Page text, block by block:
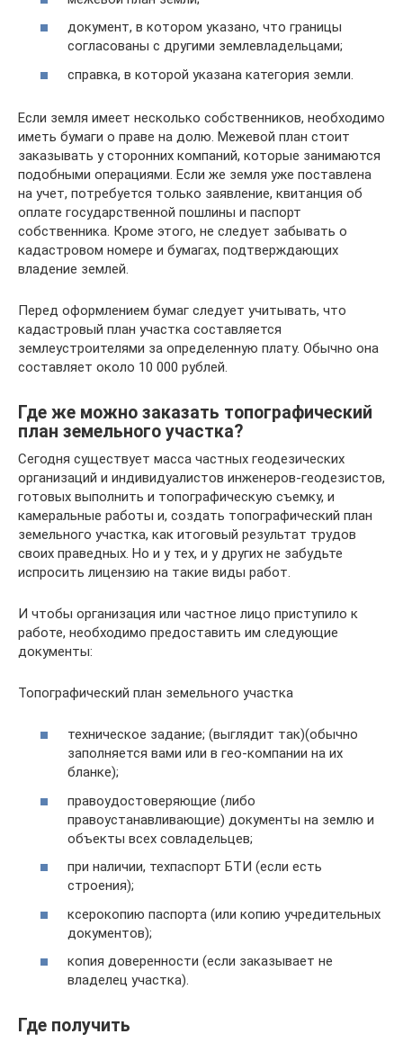
документ, в котором указано, что границы
согласованы с другими землевладельцами;
справка, в которой указана категория земли.
Если земля имеет несколько собственников, необходимо
иметь бумаги о праве на долю. Межевой план стоит
заказывать у сторонних компаний, которые занимаются
подобными операциями. Если же земля уже поставлена
на учет, потребуется только заявление, квитанция об
оплате государственной пошлины и паспорт
собственника. Кроме этого, не следует забывать о
кадастровом номере и бумагах, подтверждающих
владение землей.
Перед оформлением бумаг следует учитывать, что
кадастровый план участка составляется
землеустроителями за определенную плату. Обычно она
составляет около 10 000 рублей.
Где же можно заказать топографический
план земельного участка?
Сегодня существует масса частных геодезических
организаций и индивидуалистов инженеров-геодезистов,
готовых выполнить и топографическую съемку, и
камеральные работы и, создать топографический план
земельного участка, как итоговый результат трудов
своих праведных. Но и у тех, и у других не забудьте
испросить лицензию на такие виды работ.
И чтобы организация или частное лицо приступило к
работе, необходимо предоставить им следующие
документы:
Топографический план земельного участка
техническое задание; (выглядит так)(обычно
заполняется вами или в гео-компании на их
бланке);
правоудостоверяющие (либо
правоустанавливающие) документы на землю и
объекты всех совладельцев;
при наличии, техпаспорт БТИ (если есть
строения);
ксерокопию паспорта (или копию учредительных
документов);
копия доверенности (если заказывает не
владелец участка).
Где получить